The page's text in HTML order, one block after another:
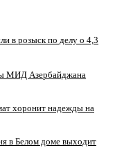
в розыск по делу о 4,3
МИД Азербайджана
хоронит надежды на
в Белом доме выходит